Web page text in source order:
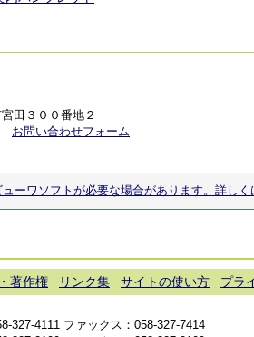
田３００番地２
お問い合わせフォーム
ーワソフトが必要な場合があります。詳しく
著作権 リンク集 サイトの使い方
プラ
327-4111 ファックス：058-327-7414